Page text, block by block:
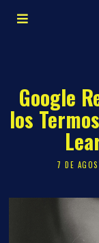
Google
los
7 DE